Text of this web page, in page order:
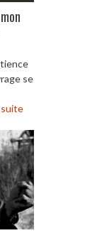
se
suite